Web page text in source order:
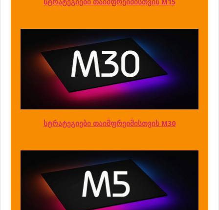
სტრატეგიები თაიმფრეიმისთვის M15
სტრატეგიები თაიმფრეიმისთვის M30